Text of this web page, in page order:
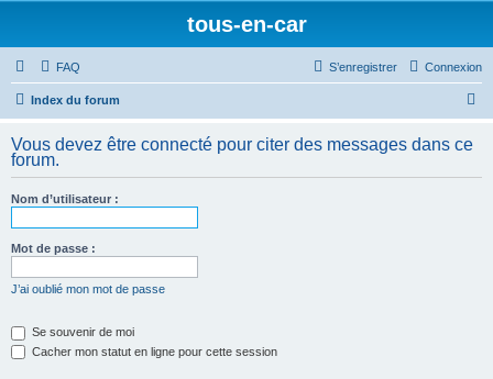
tous-en-car
FAQ Connexion
S’enregistrer
Index du forum
h
Vous devez être connecté pour citer des messages dans ce
forum.
Nom d’utilisateur :
Mot de passe :
J’ai oublié mon mot de passe
Se souvenir de moi
Cacher mon statut en ligne pour cette session